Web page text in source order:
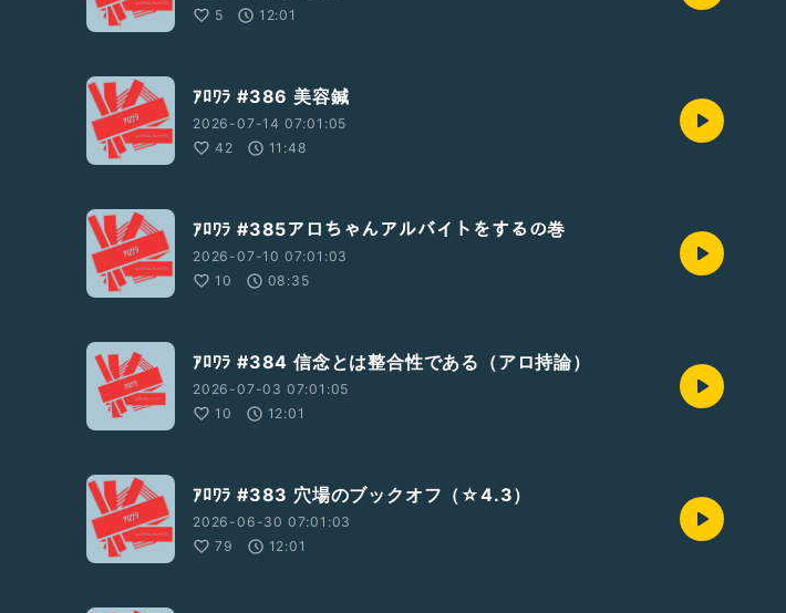
5
12:01
ｱﾛﾜﾗ #386 美容鍼
2026-07-14 07:01:05
42
11:48
ｱﾛﾜﾗ #385アロちゃんアルバイトをするの巻
2026-07-10 07:01:03
10
08:35
ｱﾛﾜﾗ #384 信念とは整合性である（アロ持論）
2026-07-03 07:01:05
10
12:01
ｱﾛﾜﾗ #383 穴場のブックオフ（☆4.3）
2026-06-30 07:01:03
79
12:01